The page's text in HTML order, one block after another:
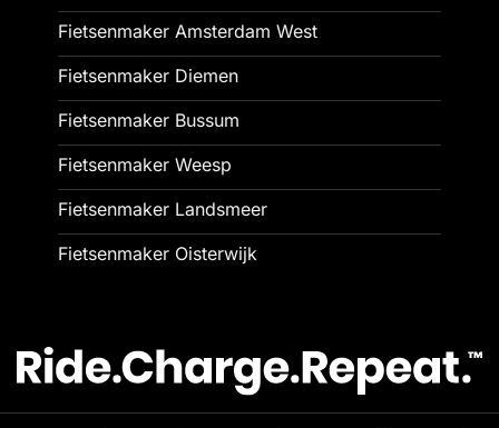
Fietsenmaker Amsterdam West
Fietsenmaker Diemen
Fietsenmaker Bussum
Fietsenmaker Weesp
Fietsenmaker Landsmeer
Fietsenmaker Oisterwijk